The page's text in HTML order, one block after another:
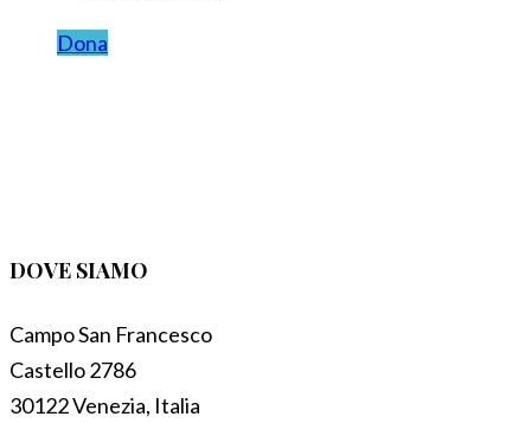
Dona
DOVE SIAMO
Campo San Francesco
Castello 2786
30122 Venezia, Italia